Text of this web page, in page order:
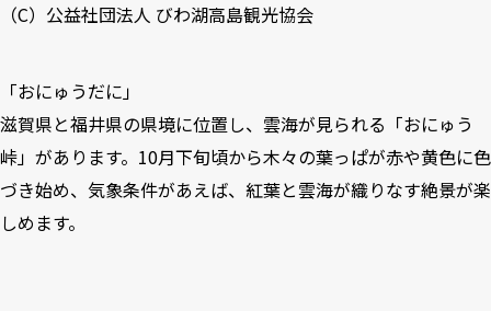
（C） 公益社団法人 びわ湖高島観光協会
「おにゅうだに」
滋賀県と福井県の県境に位置し、雲海が見られる「おにゅう
峠」があります。10月下旬頃から木々の葉っぱが赤や黄色に色
づき始め、気象条件があえば、紅葉と雲海が織りなす絶景が楽
しめます。